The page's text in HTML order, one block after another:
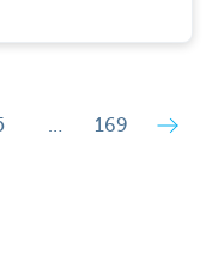
… 169